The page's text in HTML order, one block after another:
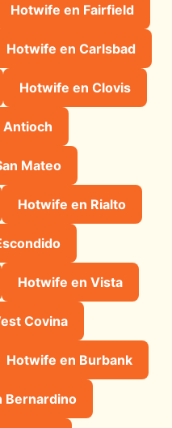
Hotwife en Fairfield
Hotwife en Carlsbad
Hotwife en Clovis
Mateo
Hotwife en Rialto
Hotwife en Vista
Covina
Hotwife en Burbank
Bernardino